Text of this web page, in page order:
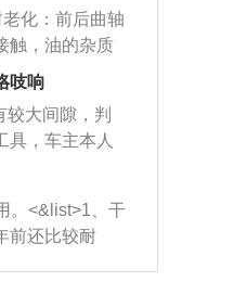
积碳过多引起
化器泡在草酸
，将清洗剂
合后，车辆启
进入到燃烧
就可以让三元
堵塞的情况就
也要打相同的
调要反复练
忆，在真实
也能打好方
化：前后曲轴
触，油的杂质
使其密封效果
油。<&list>2、
活塞环与缸体
入燃烧室中，
油粘度。使用
会有烧机油现
的流动性，
吱响
大间隙，判
具，车主本人
到修理厂或4s
防尘罩破
，使半轴磨
坏，产生异
向胶套和球头
。<&list>1、干
前还比较耐